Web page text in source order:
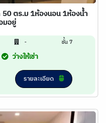
50 ตร.ม 1ห้องนอน 1ห้องน้ำ
มอยู่
- ชั้น 7
ว่างให้เช่า
รายละเอียด